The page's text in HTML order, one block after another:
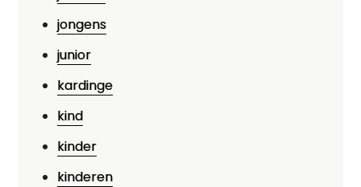
jongens
junior
kardinge
kind
kinder
kinderen